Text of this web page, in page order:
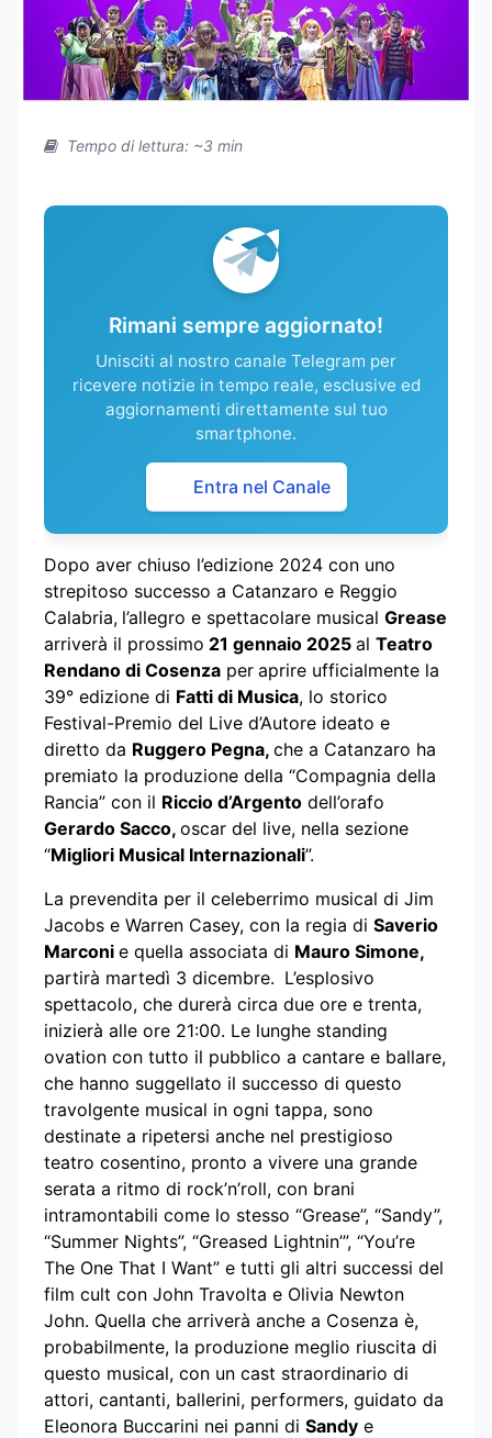
Tempo di lettura: ~3 min
Rimani sempre aggiornato!
Unisciti al nostro canale Telegram per
ricevere notizie in tempo reale, esclusive ed
aggiornamenti direttamente sul tuo
smartphone.
Entra nel Canale
Dopo aver chiuso l’edizione 2024 con uno
strepitoso successo a Catanzaro e Reggio
Calabria, l’allegro e spettacolare musical Grease
arriverà il prossimo 21 gennaio 2025 al Teatro
Rendano di Cosenza per aprire ufficialmente la
39° edizione di Fatti di Musica, lo storico
Festival-Premio del Live d’Autore ideato e
diretto da Ruggero Pegna, che a Catanzaro ha
premiato la produzione della “Compagnia della
Rancia” con il Riccio d’Argento dell’orafo
Gerardo Sacco, oscar del live, nella sezione
“Migliori Musical Internazionali”.
La prevendita per il celeberrimo musical di Jim
Jacobs e Warren Casey, con la regia di Saverio
Marconi e quella associata di Mauro Simone,
partirà martedì 3 dicembre. L’esplosivo
spettacolo, che durerà circa due ore e trenta,
inizierà alle ore 21:00. Le lunghe standing
ovation con tutto il pubblico a cantare e ballare,
che hanno suggellato il successo di questo
travolgente musical in ogni tappa, sono
destinate a ripetersi anche nel prestigioso
teatro cosentino, pronto a vivere una grande
serata a ritmo di rock’n’roll, con brani
intramontabili come lo stesso “Grease”, “Sandy”,
“Summer Nights”, “Greased Lightnin’”, “You’re
The One That I Want” e tutti gli altri successi del
film cult con John Travolta e Olivia Newton
John. Quella che arriverà anche a Cosenza è,
probabilmente, la produzione meglio riuscita di
questo musical, con un cast straordinario di
attori, cantanti, ballerini, performers, guidato da
Eleonora Buccarini nei panni di Sandy e